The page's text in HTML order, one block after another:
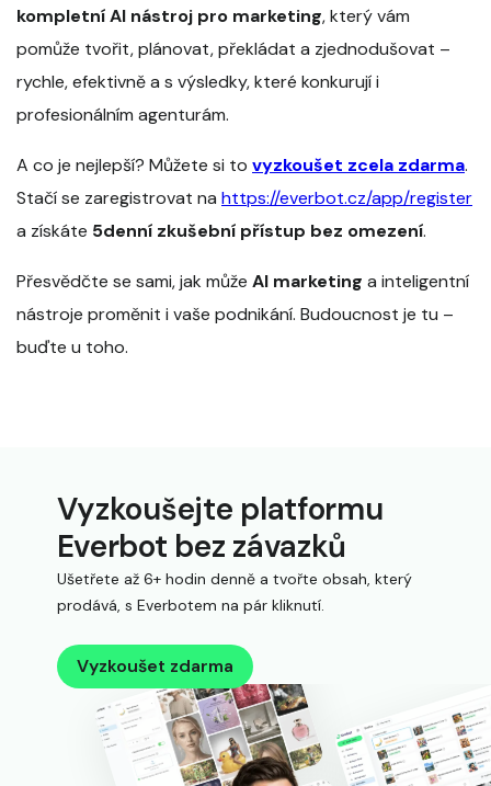
kompletní AI nástroj pro marketing, který vám
pomůže tvořit, plánovat, překládat a zjednodušovat –
rychle, efektivně a s výsledky, které konkurují i
profesionálním agenturám.
A co je nejlepší? Můžete si to vyzkoušet zcela zdarma.
Stačí se zaregistrovat na https://everbot.cz/app/register
a získáte 5denní zkušební přístup bez omezení.
Přesvědčte se sami, jak může AI marketing a inteligentní
nástroje proměnit i vaše podnikání. Budoucnost je tu –
buďte u toho.
Vyzkoušejte platformu
Everbot bez závazků
Ušetřete až 6+ hodin denně a tvořte obsah, který
prodává, s Everbotem na pár kliknutí.
Vyzkoušet zdarma